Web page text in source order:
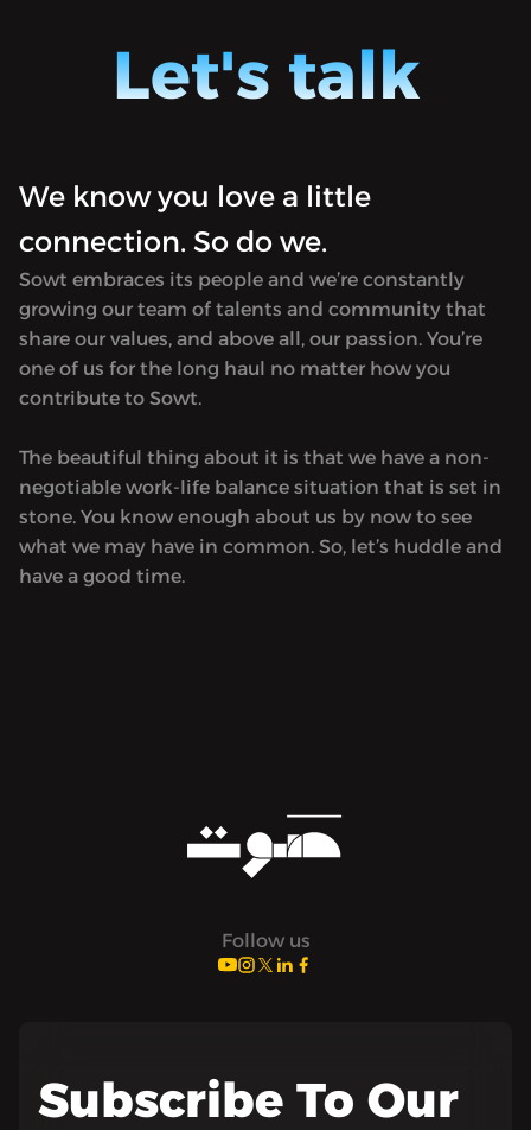
only in Arabic.Let's talk
We know you love a little
connection. So do we.
Sowt embraces its people and we’re constantly
growing our team of talents and community that
share our values, and above all, our passion. You’re
one of us for the long haul no matter how you
contribute to Sowt.
The beautiful thing about it is that we have a non-
negotiable work-life balance situation that is set in
stone. You know enough about us by now to see
what we may have in common. So, let’s huddle and
have a good time.
Follow us
Subscribe To Our